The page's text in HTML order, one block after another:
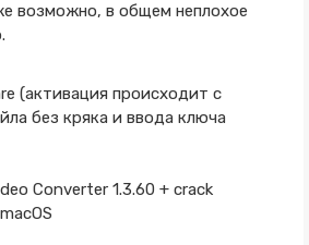
возможно, в общем неплохое
(активация происходит с
без кряка и ввода ключа
Converter 1.3.60 + crack